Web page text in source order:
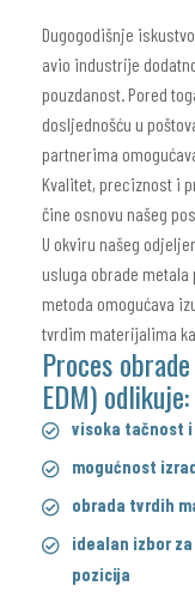
Dugogodišnje
avio industrije
pouzdanost. Pored
dosljednošću u
partnerima
Kvalitet, preciznost i
čine osnovu našeg
U okviru našeg
usluga obrade metala
metoda omogućava
tvrdim materijalima
Proces
EDM) odlikuje:
visoka tačnost
mogućnost
obrada tvrdih
idealan izbor
pozicija